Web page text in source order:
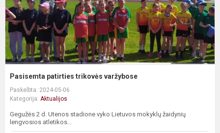
Pasisemta patirties trikovės varžybose
Paskelbta: 2024-05-06
Kategorija: Aktualijos
Gegužės 2 d. Utenos stadione vyko Lietuvos mokyklų žaidynių
lengvosios atletikos...